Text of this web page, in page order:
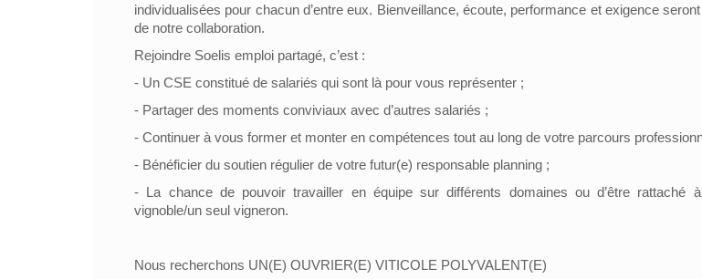
individualisées pour chacun d’entre eux. Bienveillance, écoute, performance et exigence
de notre collaboration.
Rejoindre Soelis emploi partagé, c’est :
- Un CSE constitué de salariés qui sont là pour vous représenter ;
- Partager des moments conviviaux avec d’autres salariés ;
- Continuer à vous former et monter en compétences tout au long de votre parcours
- Bénéficier du soutien régulier de votre futur(e) responsable planning ;
- La chance de pouvoir travailler en équipe sur différents domaines ou d’être rattaché
vignoble/un seul vigneron.
Nous recherchons UN(E) OUVRIER(E) VITICOLE POLYVALENT(E)